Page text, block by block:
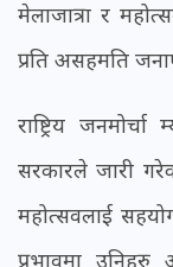
मेलाजात्रा र
प्रति असहमति
राष्ट्रिय
सरकारले जारी
महोत्सवलाई
प्रभावमा